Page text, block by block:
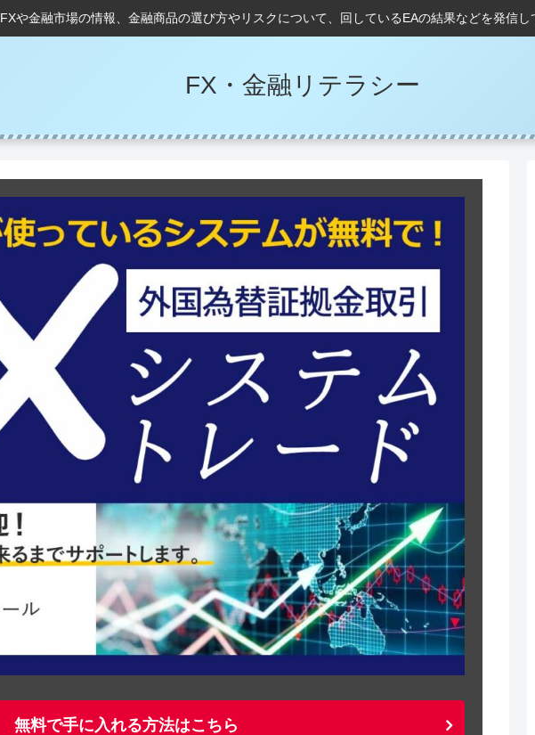
FXや金融市場の情報、金融商品の選び方やリスクについて、回しているEAの結果などを発信し
FX・金融リテラシー
無料で手に入れる方法はこちら